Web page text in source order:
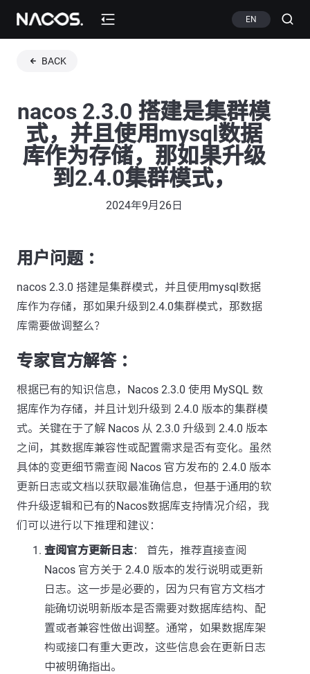
EN
BACK
nacos 2.3.0 搭建是集群模
式，并且使用mysql数据
库作为存储，那如果升级
到2.4.0集群模式，
2024年9月26日
用户问题 ：
nacos 2.3.0 搭建是集群模式，并且使用mysql数据
库作为存储，那如果升级到2.4.0集群模式，那数据
库需要做调整么？
专家官方解答 ：
根据已有的知识信息，Nacos 2.3.0 使用 MySQL 数
据库作为存储，并且计划升级到 2.4.0 版本的集群模
式。关键在于了解 Nacos 从 2.3.0 升级到 2.4.0 版本
之间，其数据库兼容性或配置需求是否有变化。虽然
具体的变更细节需查阅 Nacos 官方发布的 2.4.0 版本
更新日志或文档以获取最准确信息，但基于通用的软
件升级逻辑和已有的Nacos数据库支持情况介绍，我
们可以进行以下推理和建议：
查阅官方更新日志： 首先，推荐直接查阅
Nacos 官方关于 2.4.0 版本的发行说明或更新
日志。这一步是必要的，因为只有官方文档才
能确切说明新版本是否需要对数据库结构、配
置或者兼容性做出调整。通常，如果数据库架
构或接口有重大更改，这些信息会在更新日志
中被明确指出。